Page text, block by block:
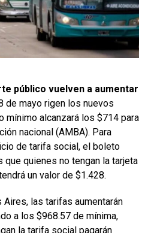
público vuelven a aumentar
de mayo rigen los nuevos
mínimo alcanzará los $714 para
nacional (AMBA). Para
de tarifa social, el boleto
que quienes no tengan la tarjeta
un valor de $1.428.
Aires, las tarifas aumentarán
a los $968.57 de mínima,
la tarifa social pagarán